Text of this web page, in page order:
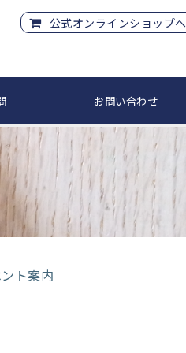
公式オンラインショップへ
お問い合わせ